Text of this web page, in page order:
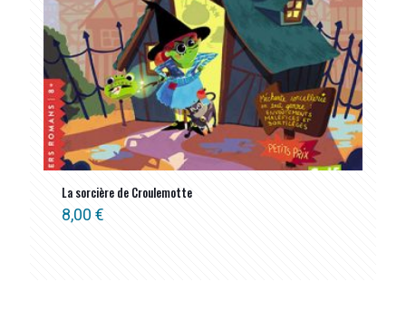
La sorcière de Croulemotte
8,00 €